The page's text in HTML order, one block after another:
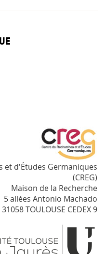
et d'Études Germaniques
(CREG)
Maison de la Recherche
5 allées Antonio Machado
31058 TOULOUSE CEDEX 9